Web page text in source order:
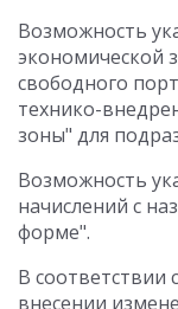
Возможность
экономической
свободного
технико-
зоны" для
Возможность
начислений с
форме".
В
внесении